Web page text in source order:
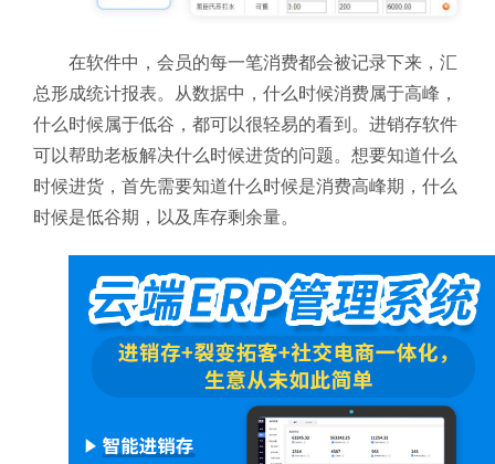
在软件中，会员的每一笔消费都会被记录下来，汇
总形成统计报表。从数据中，什么时候消费属于高峰，
什么时候属于低谷，都可以很轻易的看到。进销存软件
可以帮助老板解决什么时候进货的问题。想要知道什么
时候进货，首先需要知道什么时候是消费高峰期，什么
时候是低谷期，以及库存剩余量。